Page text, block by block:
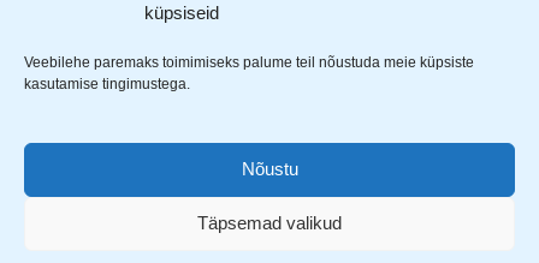
küpsiseid
Veebilehe paremaks toimimiseks palume teil nõustuda meie küpsiste
kasutamise tingimustega.
Nõustu
Täpsemad valikud
– 27. jaan 2026